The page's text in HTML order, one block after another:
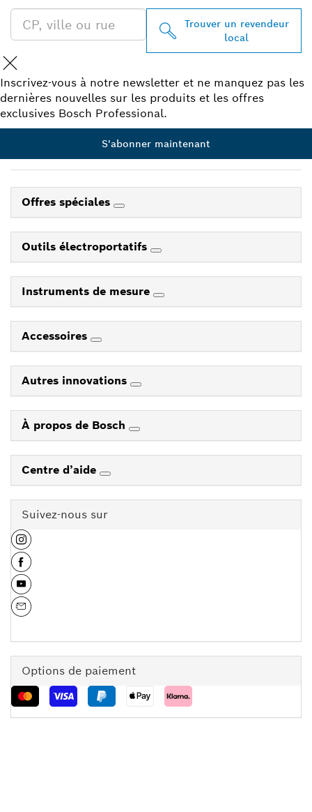
Trouver un revendeur
local
Inscrivez-vous à notre newsletter et ne manquez pas les
dernières nouvelles sur les produits et les offres
exclusives Bosch Professional.
S'abonner maintenant
Offres spéciales
Outils électroportatifs
Instruments de mesure
Accessoires
Autres innovations
À propos de Bosch
Centre d’aide
Suivez-nous sur
Options de paiement